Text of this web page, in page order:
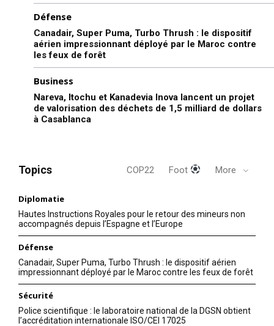
Défense
Canadair, Super Puma, Turbo Thrush : le dispositif
aérien impressionnant déployé par le Maroc contre
les feux de forêt
Business
Nareva, Itochu et Kanadevia Inova lancent un projet
de valorisation des déchets de 1,5 milliard de dollars
à Casablanca
Topics COP22 Foot More
Diplomatie
Hautes Instructions Royales pour le retour des mineurs non
accompagnés depuis l’Espagne et l’Europe
Défense
Canadair, Super Puma, Turbo Thrush : le dispositif aérien
impressionnant déployé par le Maroc contre les feux de forêt
Sécurité
Police scientifique : le laboratoire national de la DGSN obtient
l’accréditation internationale ISO/CEI 17025